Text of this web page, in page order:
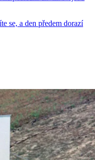
se, a den předem dorazí